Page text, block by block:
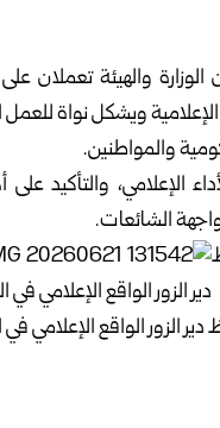
الوزارة والهيئة تعملان
ويشكل نواة
والمواطنين.‏
الإعلامي، والتأكيد
الشائعات.‏